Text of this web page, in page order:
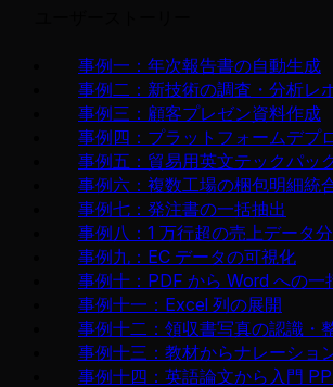
事例一：年次報告書の自動生成
事例二：新技術の調査・分析レ
事例三：顧客プレゼン資料作成
事例四：プラットフォームデプ
事例五：貿易用英文テックパッ
事例六：複数工場の梱包明細統
事例七：発注書の一括抽出
事例八：1 万行超の売上データ
事例九：EC データの可視化
事例十：PDF から Word への一
事例十一：Excel 列の展開
事例十二：領収書写真の認識・
事例十三：教材からナレーショ
事例十四：英語論文から入門